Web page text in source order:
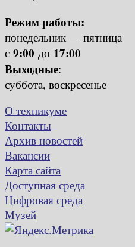
Режим работы:
понедельник — пятница
с 9:00 до 17:00
Выходные:
суббота, воскресенье
О техникуме
Контакты
Архив новостей
Вакансии
Карта сайта
Доступная среда
Цифровая среда
Музей